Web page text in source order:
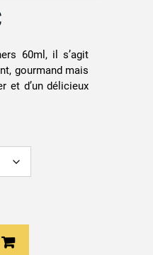
60ml, il s’agit
gourmand mais
et d’un délicieux